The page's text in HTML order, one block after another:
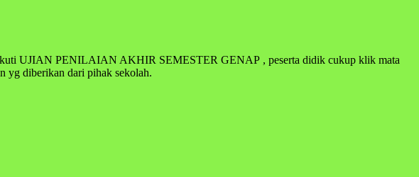
UJIAN PENILAIAN AKHIR SEMESTER GENAP , peserta didik cukup klik mata
yg diberikan dari pihak sekolah.